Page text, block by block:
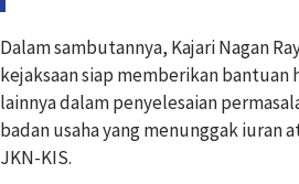
Dalam sambutannya, Kajari Nagan
kejaksaan siap memberikan
lainnya dalam penyelesaian
badan usaha yang menunggak iuran
JKN-KIS.